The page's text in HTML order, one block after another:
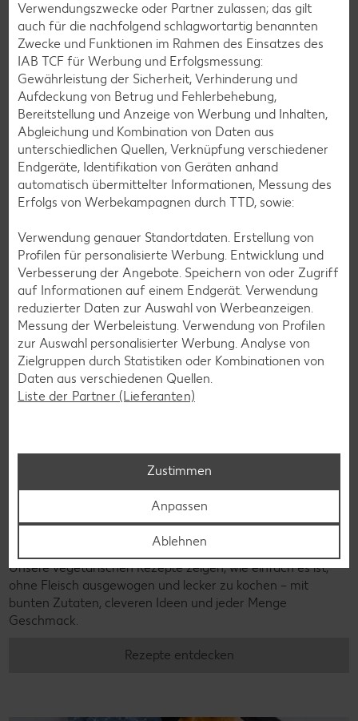
Laktosefreie Rezepte
Laktoseintoleranz muss dich kulinarisch nicht ausbremsen,
denn es geht auch ohne. Unsere laktosefreien Rezepte
bringen Vielfalt auf den Tisch – für große und kleine
Genießer, für die Lunchbox oder das Abendessen.
Rezepte entdecken
Vegetarische Rezepte
Weniger Fleisch essen oder sogar ganz darauf verzichten?
Unsere vegetarischen Rezepte zeigen, wie einfach es ist,
ohne Fleisch ausgewogen und lecker zu kochen – mit
bunten Zutaten, cleveren Ideen und jeder Menge
Geschmack.
Rezepte entdecken
Verwendungszwecke oder Partner zulassen; das gilt
auch für die nachfolgend schlagwortartig benannten
Zwecke und Funktionen im Rahmen des Einsatzes des
IAB TCF für Werbung und Erfolgsmessung:
Gewährleistung der Sicherheit, Verhinderung und
Aufdeckung von Betrug und Fehlerbehebung,
Bereitstellung und Anzeige von Werbung und Inhalten,
Abgleichung und Kombination von Daten aus
unterschiedlichen Quellen, Verknüpfung verschiedener
Endgeräte, Identifikation von Geräten anhand
automatisch übermittelter Informationen, Messung des
Erfolgs von Werbekampagnen durch TTD, sowie:
Verwendung genauer Standortdaten. Erstellung von
Profilen für personalisierte Werbung. Entwicklung und
Verbesserung der Angebote. Speichern von oder Zugriff
auf Informationen auf einem Endgerät. Verwendung
reduzierter Daten zur Auswahl von Werbeanzeigen.
Messung der Werbeleistung. Verwendung von Profilen
zur Auswahl personalisierter Werbung. Analyse von
Zielgruppen durch Statistiken oder Kombinationen von
Daten aus verschiedenen Quellen.
Liste der Partner (Lieferanten)
Zustimmen
Anpassen
Ablehnen